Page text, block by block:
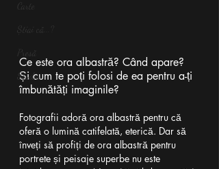
Carte
Știai că...?
Presă
Studiu
Ce este ora albastră? Când apare?
Și cum te poți folosi de ea pentru a-ți
îmbunătăți imaginile?
Fotografii adoră ora albastră pentru că
oferă o lumină catifelată, eterică. Dar să
înveți să profiți de ora albastră pentru
portrete și peisaje superbe nu este